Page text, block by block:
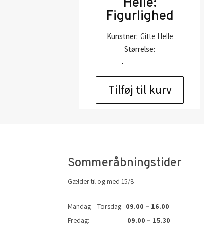
Figurlighed
Kunstner: Gitte Helle
Størrelse:
kr. 6.000,00
Tilføj til kurv
Sommeråbningstider
Gælder til og med 15/8
Mandag – Torsdag: 09.00 – 16.00
Fredag: 09.00 – 15.30